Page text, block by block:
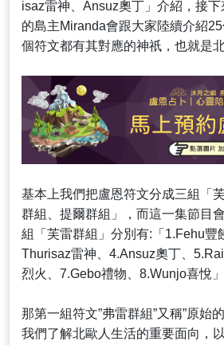
isaz雷神、Ansuz奧丁」介紹，接
的島主Miranda會跟大家陸續介紹
個符文都有其對應的神祇，也就是
基本上我們把盧恩符文分成三組「
群組、提爾群組」，而這一集節目
組「芙雷群組」分別有:「1.Fehu豐
Thurisaz雷神、4.Ansuz奧丁、
烈火、7.Gebo禮物、8.Wunjo喜悅」
那第一組符文”弗雷群組”又稱”原始
我們了解北歐人生活的重要面向，